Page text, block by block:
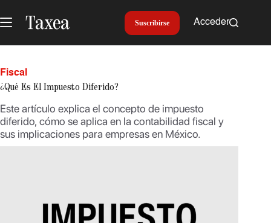
al
contenido
Suscribirse Acceder
Fiscal
¿Qué Es El Impuesto Diferido?
Este artículo explica el concepto de impuesto
diferido, cómo se aplica en la contabilidad fiscal y
sus implicaciones para empresas en México.